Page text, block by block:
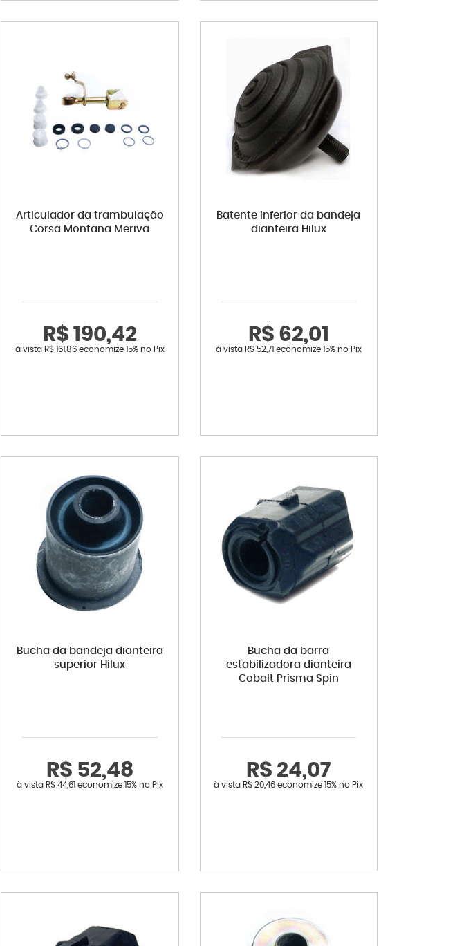
Articulador da trambulação
Corsa Montana Meriva
R$ 190,42
à vista R$ 161,86economize 15% no Pix
Batente inferior da bandeja
dianteira Hilux
R$ 62,01
à vista R$ 52,71 economize 15% no Pix
Bucha da bandeja dianteira
superior Hilux
R$ 52,48
à vista R$ 44,61 economize 15% no Pix
Bucha da barra
estabilizadora dianteira
Cobalt Prisma Spin
R$ 24,07
à vista R$ 20,46 economize15% no Pix